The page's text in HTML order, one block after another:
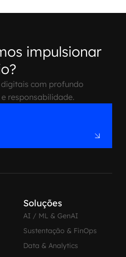
impulsionar
com profundo
responsabilidade.
Soluções
AI / ML & GenAI
Sustentação & FinOps
Data & Analytics